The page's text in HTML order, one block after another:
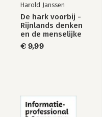
Harold Janssen
De hark voorbij -
Rijnlands denken
en de menselijke
maat
€ 9,99